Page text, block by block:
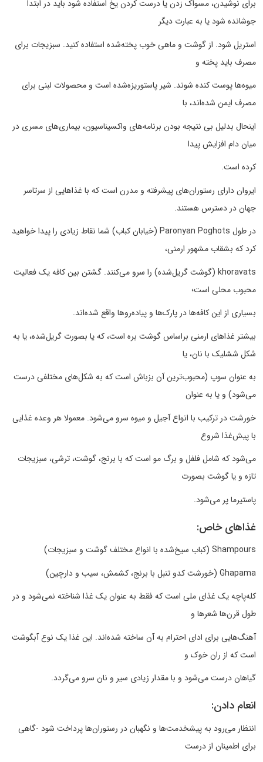
برای نوشیدن، مسواک زدن یا درست کردن یخ استفاده شود باید در ابتدا
جوشانده شود یا به عبارت دیگر
استریل شود. از گوشت و ماهی خوب پخته‌شده استفاده کنید. سبزیجات برای
مصرف باید پخته و
میوه‌ها پوست کنده شوند. شیر پاستوریزه‌شده است و محصولات لبنی برای
مصرف ایمن شده‌اند، با
اینحال بدلیل بی نتیجه بودن برنامه‌های واکسیناسیون، بیماری‌های مسری در
میان دام افزایش پیدا
کرده است.
ایروان دارای رستوران‌های پیشرفته و مدرن است که با غذاهایی از سرتاسر
جهان در دسترس هستند.
در طول Paronyan Poghots (خیابان کباب) شما نقاط زیادی را پیدا خواهید
کرد که بشقاب مشهور ارمنی،
khoravats (گوشت گریل‌شده) را سرو می‌کنند. گشتن بین کافه یک فعالیت
محبوب محلی است؛
بسیاری از این کافه‌ها در پارک‌ها و پیاده‌روها واقع شده‌اند.
بیشتر غذاهای ارمنی براساس گوشت بره است، که یا بصورت گریل‌شده، یا به
شکل ششلیک با نان، یا
به عنوان سوپ (محبوب‌ترین آن بزباش است که به شکل‌های مختلفی درست
می‌شود) و یا به عنوان
خورشت در ترکیب با انواع آجیل و میوه سرو می‌شود. معمولا هر وعده غذایی
با پیش‌غذا شروع
می‌شود که شامل فلفل و برگ مو است که با برنج، گوشت، ترشی، سبزیجات
تازه و یا گوشت بصورت
پاستیرما پر می‌شود.
غذاهای خاص:
Shampours (کباب سیخ‌شده با انواع مختلف گوشت و سبزیجات)
Ghapama (خورشت کدو تنبل با برنج، کشمش، سیب و دارچین)
کله‌پاچه یک غذای ملی است که فقط به عنوان یک غذا شناخته نمی‌شود و در
طول قرن‌ها شعرها و
آهنگ‌هایی برای ادای احترام به آن ساخته شده‌اند. این غذا یک نوع آبگوشت
است که از ران خوک و
گیاهان درست می‌شود و با مقدار زیادی سیر و نان سرو می‌گردد.
انعام دادن:
انتظار می‌رود به پیشخدمت‌ها و نگهبان در رستوران‌ها پرداخت شود -گاهی
برای اطمینان از درست